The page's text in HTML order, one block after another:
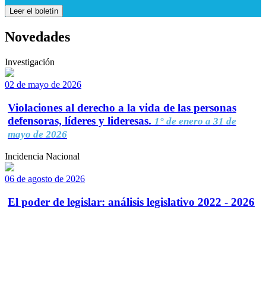
Leer el boletín
Novedades
Investigación
02 de mayo de 2026
Violaciones al derecho a la vida de las personas
defensoras, líderes y lideresas. 1° de enero a 31 de
mayo de 2026
Incidencia Nacional
06 de agosto de 2026
El poder de legislar: análisis legislativo 2022 - 2026